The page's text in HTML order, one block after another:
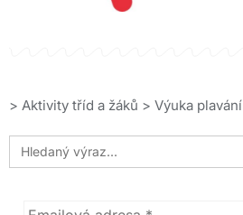
> Aktivity tříd a žáků > Výuka plavání
Search
for: